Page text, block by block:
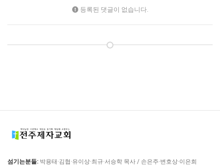
등록된 댓글이 없습니다.
섬기는분들: 박용태·김협·유이상·최규·서승학 목사 / 손은주·변호상·이은희